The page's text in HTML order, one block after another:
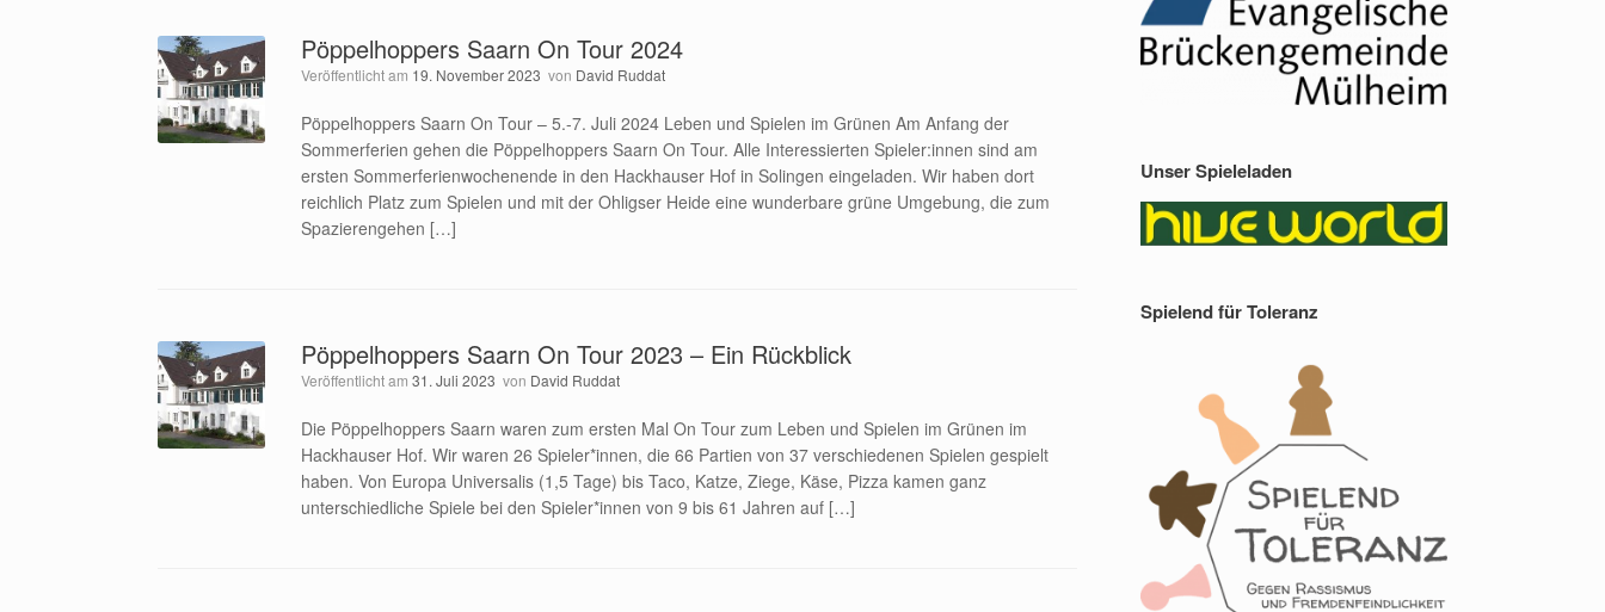
Pöppelhoppers Saarn On Tour 2024
Veröffentlicht am 19. November 2023 von David Ruddat
Pöppelhoppers Saarn On Tour – 5.-7. Juli 2024 Leben und Spielen im Grünen Am Anfang der
Sommerferien gehen die Pöppelhoppers Saarn On Tour. Alle Interessierten Spieler:innen sind am
ersten Sommerferienwochenende in den Hackhauser Hof in Solingen eingeladen. Wir haben dort
reichlich Platz zum Spielen und mit der Ohligser Heide eine wunderbare grüne Umgebung, die zum
Spazierengehen […]
Pöppelhoppers Saarn On Tour 2023 – Ein Rückblick
Veröffentlicht am31. Juli 2023 von David Ruddat
Die Pöppelhoppers Saarn waren zum ersten Mal On Tour zum Leben und Spielen im Grünen im
Hackhauser Hof. Wir waren 26 Spieler*innen, die 66 Partien von 37 verschiedenen Spielen gespielt
haben. Von Europa Universalis (1,5 Tage) bis Taco, Katze, Ziege, Käse, Pizza kamen ganz
unterschiedliche Spiele bei den Spieler*innen von 9 bis 61 Jahren auf […]
Unser Spieleladen
Spielend für Toleranz